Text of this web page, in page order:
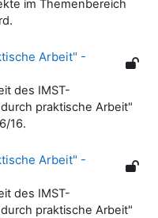
im Themenbereich
Arbeit" -
des IMST-
praktische Arbeit"
16.
Arbeit" -
des IMST-
praktische Arbeit"